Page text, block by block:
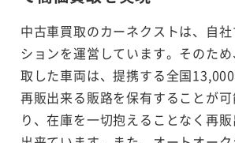
中古車買取のカーネクストは、自
ションを運営しています。そのた
取した車両は、提携する全国
再販出来る販路を保有することが
り、在庫を一切抱えることなく再